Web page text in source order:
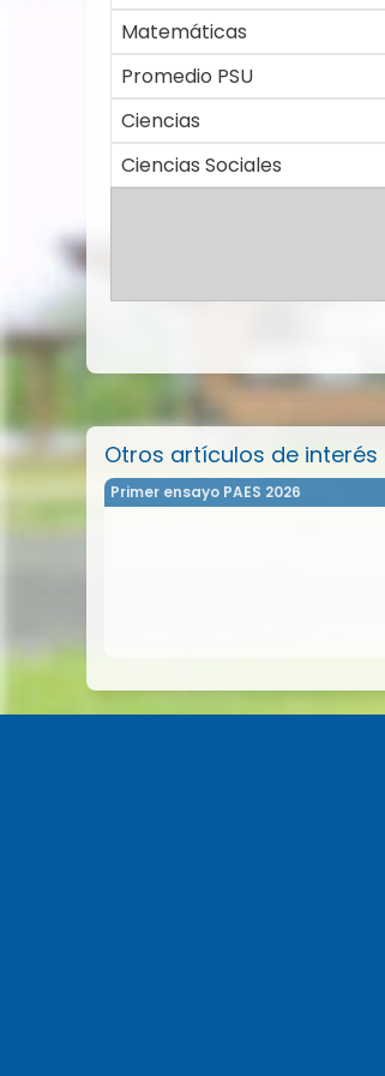
Matemáticas
Promedio PSU
Ciencias
Ciencias Sociales
Otros artículos de interés
Primer ensayo PAES 2026